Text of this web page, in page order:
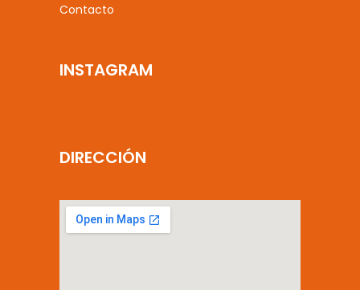
Contacto
INSTAGRAM
DIRECCIÓN